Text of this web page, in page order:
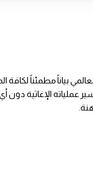
العالمي بياناً مطمئناً
عملياته الإغاثية دون